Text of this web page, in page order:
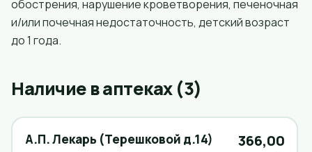
обострения, нарушение кроветворения, печеночная
и/или почечная недостаточность, детский возраст
до 1 года.
Наличие в аптеках (3)
А.П. Лекарь (Терешковой д.14)
366,00